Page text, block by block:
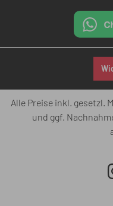
Alle Preise inkl. gesetzl.
und ggf.